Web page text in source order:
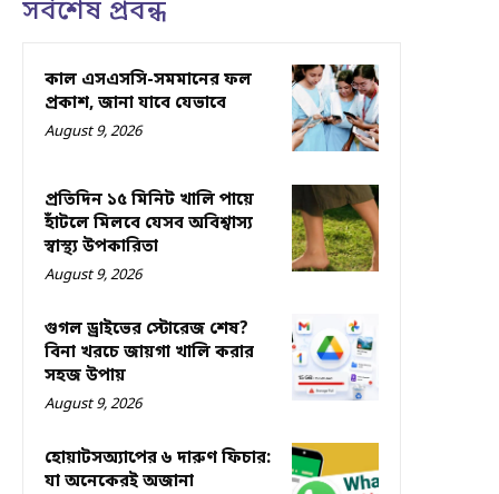
সর্বশেষ প্রবন্ধ
কাল এসএসসি-সমমানের ফল
প্রকাশ, জানা যাবে যেভাবে
August 9, 2026
প্রতিদিন ১৫ মিনিট খালি পায়ে
হাঁটলে মিলবে যেসব অবিশ্বাস্য
স্বাস্থ্য উপকারিতা
August 9, 2026
গুগল ড্রাইভের স্টোরেজ শেষ?
বিনা খরচে জায়গা খালি করার
সহজ উপায়
August 9, 2026
হোয়াটসঅ্যাপের ৬ দারুণ ফিচার:
যা অনেকেরই অজানা